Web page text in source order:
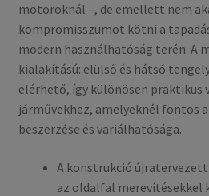
motoroknál –, de emellett nem
kompromisszumot kötni a
modern használhatóság terén. A
kialakítású: elülső és hátsó
elérhető, így különösen praktikus
járművekhez, amelyeknél fontos
beszerzése és variálhatósága.
A konstrukció
az oldalfal